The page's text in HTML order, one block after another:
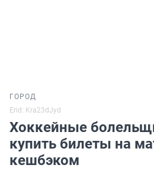
ГОРОД
Erid: Kra23dJyd
Хоккейные
купить билеты на
кешбэком